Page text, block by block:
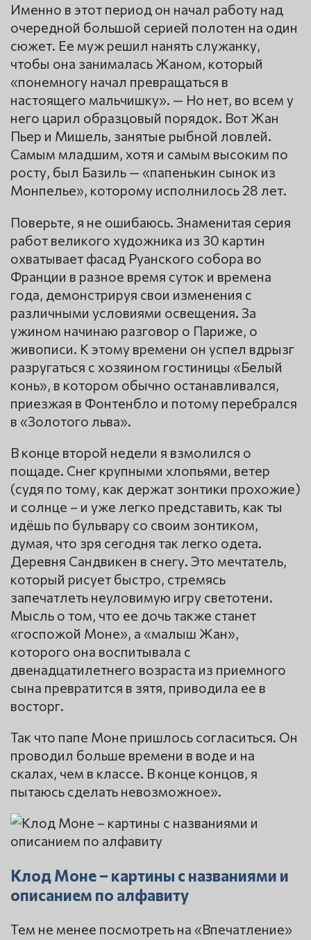
Именно в этот период он начал работу над
очередной большой серией полотен на один
сюжет. Ее муж решил нанять служанку,
чтобы она занималась Жаном, который
«понемногу начал превращаться в
настоящего мальчишку». — Но нет, во всем у
него царил образцовый порядок. Вот Жан
Пьер и Мишель, занятые рыбной ловлей.
Самым младшим, хотя и самым высоким по
росту, был Базиль — «папенькин сынок из
Монпелье», которому исполнилось 28 лет.
Поверьте, я не ошибаюсь. Знаменитая серия
работ великого художника из 30 картин
охватывает фасад Руанского собора во
Франции в разное время суток и времена
года, демонстрируя свои изменения с
различными условиями освещения. За
ужином начинаю разговор о Париже, о
живописи. К этому времени он успел вдрызг
разругаться с хозяином гостиницы «Белый
конь», в котором обычно останавливался,
приезжая в Фонтенбло и потому перебрался
в «Золотого льва».
В конце второй недели я взмолился о
пощаде. Снег крупными хлопьями, ветер
(судя по тому, как держат зонтики прохожие)
и солнце – и уже легко представить, как ты
идёшь по бульвару со своим зонтиком,
думая, что зря сегодня так легко одета.
Деревня Сандвикен в снегу. Это мечтатель,
который рисует быстро, стремясь
запечатлеть неуловимую игру светотени.
Мысль о том, что ее дочь также станет
«госпожой Моне», а «малыш Жан»,
которого она воспитывала с
двенадцатилетнего возраста из приемного
сына превратится в зятя, приводила ее в
восторг.
Так что папе Моне пришлось согласиться. Он
проводил больше времени в воде и на
скалах, чем в классе. В конце концов, я
пытаюсь сделать невозможное».
Клод Моне – картины с названиями и
описанием по алфавиту
Тем не менее посмотреть на «Впечатление»